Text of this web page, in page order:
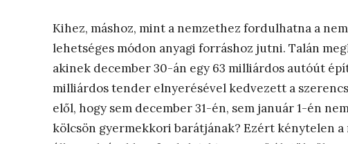
Kihez, máshoz, mint a nemzethez fordulhatna a
lehetséges módon anyagi forráshoz jutni. Talán
akinek december 30-án egy 63 milliárdos autóút
milliárdos tender elnyerésével kedvezett a
elől, hogy sem december 31-én, sem január 1-én
kölcsön gyermekkori barátjának? Ezért kénytelen